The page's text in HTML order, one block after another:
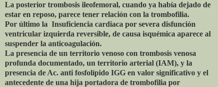
La posterior trombosis ileofemoral, cuando ya había dejado de
estar en reposo, parece tener relación con la trombofilia.
Por último la Insuficiencia cardiaca por severa disfunción
ventricular izquierda reversible, de causa isquémica aparece al
suspender la anticoagulación.
La presencia de un territorio venoso con trombosis venosa
profunda documentado, un territorio arterial (IAM), y la
presencia de Ac. anti fosfolípido IGG en valor significativo y el
antecedente de una hija portadora de trombofilia por